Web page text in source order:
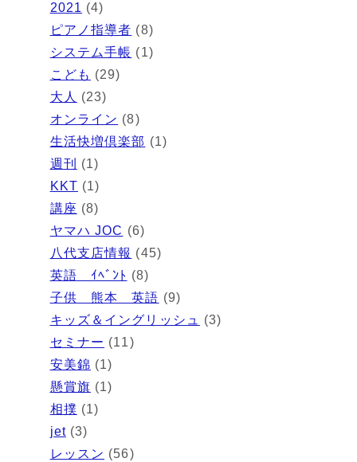
2021 (4)
ピアノ指導者 (8)
システム手帳 (1)
こども (29)
大人 (23)
オンライン (8)
生活快増倶楽部 (1)
週刊
(1)
KKT (1)
講座 (8)
ヤマハ JOC (6)
八代支店情報 (45)
英語 ｲﾍﾞﾝﾄ (8)
子供 熊本 英語 (9)
キッズ＆イングリッシュ (3)
セミナー (11)
安美錦 (1)
懸賞旗 (1)
相撲 (1)
jet(3)
レッスン (56)